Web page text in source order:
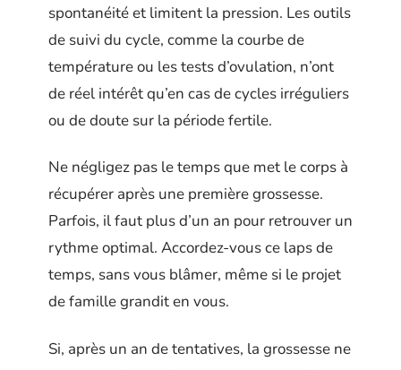
spontanéité et limitent la pression. Les outils
de suivi du cycle, comme la courbe de
température ou les tests d’ovulation, n’ont
de réel intérêt qu’en cas de cycles irréguliers
ou de doute sur la période fertile.
Ne négligez pas le temps que met le corps à
récupérer après une première grossesse.
Parfois, il faut plus d’un an pour retrouver un
rythme optimal. Accordez-vous ce laps de
temps, sans vous blâmer, même si le projet
de famille grandit en vous.
Si, après un an de tentatives, la grossesse ne